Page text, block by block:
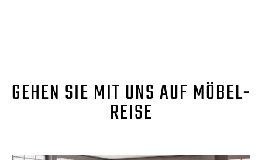
GEHEN SIE MIT UNS AUF MÖBEL-
REISE